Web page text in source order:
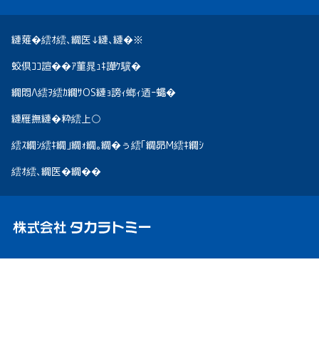
縺薙�繧ｵ繧､繝医↓縺､縺�※
蛟倶ｺｺ諠��ｱ菫晁ｭｷ譁ｹ驥�
繝悶Λ繧ｦ繧ｶ繝ｻOS縺ｮ謗ｨ螂ｨ迺ｰ蠅�
縺雁撫縺�粋繧上○
繧ｽ繝ｼ繧ｷ繝｣繝ｫ繝｡繝�ぅ繧｢繝昴Μ繧ｷ繝ｼ
繧ｵ繧､繝医�繝��